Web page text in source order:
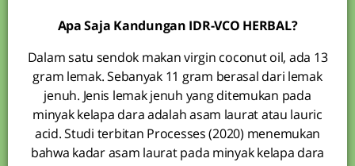
Apa Saja Kandungan IDR-VCO HERBAL?
Dalam satu sendok makan virgin coconut oil, ada 13
gram lemak. Sebanyak 11 gram berasal dari lemak
jenuh. Jenis lemak jenuh yang ditemukan pada
minyak kelapa dara adalah asam laurat atau lauric
acid. Studi terbitan Processes (2020) menemukan
bahwa kadar asam laurat pada minyak kelapa dara